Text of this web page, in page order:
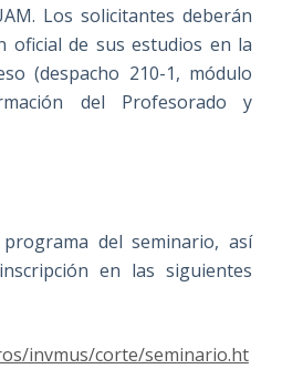
Los solicitantes deberán
oficial de sus estudios en la
(despacho 210-1, módulo
del Profesorado y
del seminario, así
en las siguientes
invmus/corte/seminario.ht